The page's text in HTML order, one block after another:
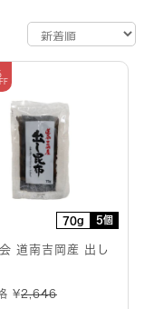
70g 5個
道南吉岡産 出し
¥2,646